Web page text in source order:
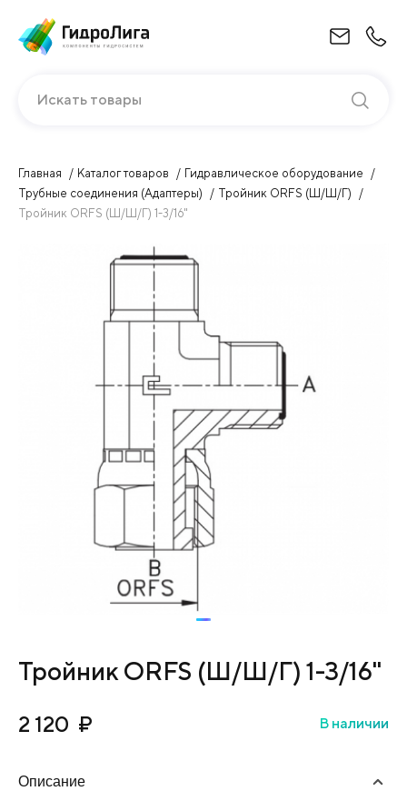
Искать товары
Главная Каталог товаров
Гидравлическое оборудование
Трубные соединения (Адаптеры)
Тройник ORFS (Ш/Ш/Г)
Тройник ORFS (Ш/Ш/Г) 1-3/16"
Тройник ORFS (Ш/Ш/Г) 1-3/16"
2 120 ₽ В наличии
Описание